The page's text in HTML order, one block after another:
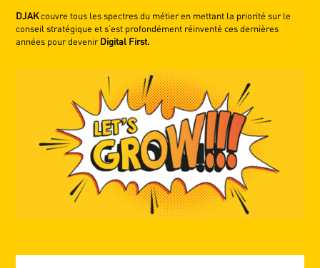
DJAKcouvre tous les spectres du métier en mettant la priorité sur le
conseil stratégique et s’est profondément réinventé ces dernières
années pour devenirDigital First.